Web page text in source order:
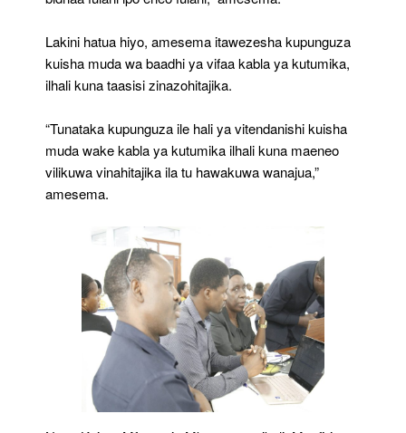
Lakini hatua hiyo, amesema itawezesha kupunguza
kuisha muda wa baadhi ya vifaa kabla ya kutumika,
ilhali kuna taasisi zinazohitajika.
“Tunataka kupunguza ile hali ya vitendanishi kuisha
muda wake kabla ya kutumika ilhali kuna maeneo
vilikuwa vinahitajika ila tu hawakuwa wanajua,”
amesema.